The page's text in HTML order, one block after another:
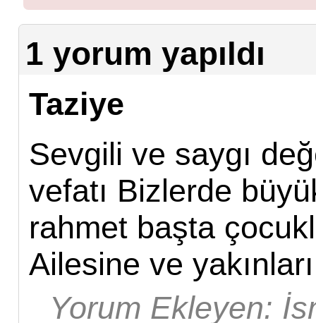
1 yorum yapıldı
Taziye
Sevgili ve saygı
vefatı Bizlerde
rahmet başta
Ailesine ve
Yorum Ekleyen: